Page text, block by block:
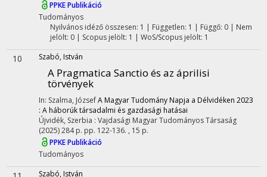
PPKE Publikáció
Tudományos
Nyilvános idéző összesen: 1 | Független: 1 | Függő: 0 | Nem
jelölt: 0 | Scopus jelölt: 1 | WoS/Scopus jelölt: 1
10 Szabó, István
A Pragmatica Sanctio és az áprilisi
törvények
In: Szalma, JózsefA Magyar Tudomány Napja a Délvidéken 2023
: A háborúk társadalmi és gazdasági hatásai
Újvidék, Szerbia : Vajdasági Magyar Tudományos Társaság
(2025)284 p. pp. 122-136. , 15 p.
PPKE Publikáció
Tudományos
Szabó, István